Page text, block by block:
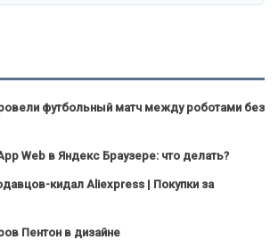
футбольный матч между роботами без
Web в Яндекс Браузере: что делать?
кидал Aliexpress | Покупки за
Пентон в дизайне